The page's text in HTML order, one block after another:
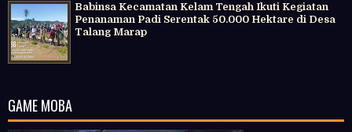
Babinsa Kecamatan Kelam Tengah Ikuti Kegiatan
Penanaman Padi Serentak 50.000 Hektare di Desa
Talang Marap
GAME MOBA